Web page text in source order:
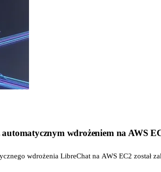
wdrożeniem na AWS
wdrożenia LibreChat na AWS EC2 został